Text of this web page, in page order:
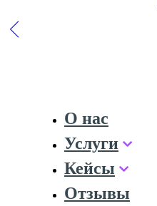
О нас
Услуги
Кейсы
Отзывы